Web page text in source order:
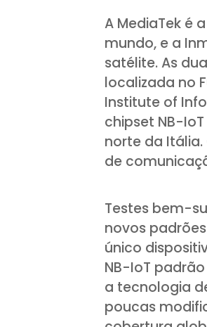
A MediaTek é
mundo, e a
satélite. As
localizada no
Institute of
chipset NB-
norte da
de
Testes bem-
novos
único
NB-IoT
a tecnologia
poucas